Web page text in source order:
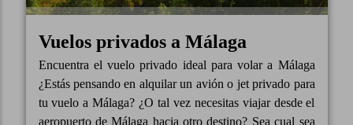
Vuelos privados a Málaga
Encuentra el vuelo privado ideal para volar a Málaga
¿Estás pensando en alquilar un avión o jet privado para
tu vuelo a Málaga? ¿O tal vez necesitas viajar desde el
aeropuerto de Málaga hacia otro destino? Sea cual sea